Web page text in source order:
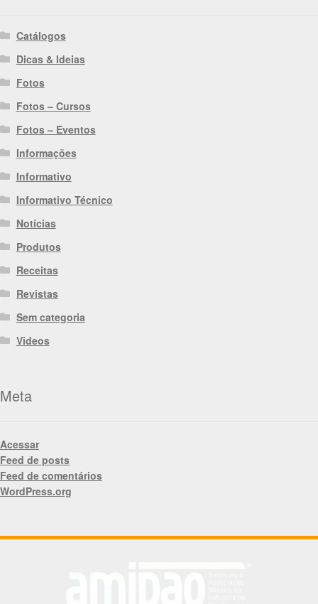
Catálogos
Dicas & Ideias
Fotos
Fotos – Cursos
Fotos – Eventos
Informações
Informativo
Informativo Técnico
Notícias
Produtos
Receitas
Revistas
Sem categoria
Videos
Meta
Acessar
Feed de posts
Feed de comentários
WordPress.org